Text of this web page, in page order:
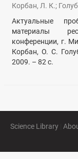
Корбан, Л. К.;
Актуальные
материалы
конференции, г.
Корбан, О. С.
2009. – 82 с.
Science Library|